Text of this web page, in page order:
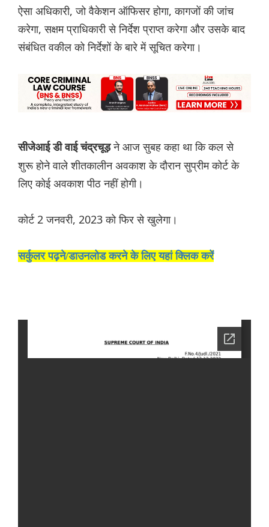
ऐसा अधिकारी, जो वैकेशन ऑफिसर होगा, कागजों की जांच
करेगा, सक्षम प्राधिकारी से निर्देश प्राप्त करेगा और उसके बाद
संबंधित वकील को निर्देशों के बारे में सूचित करेगा।
सीजेआई डी वाई चंद्रचूड़ने आज सुबह कहा था कि कल से
शुरू होने वाले शीतकालीन अवकाश के दौरान सुप्रीम कोर्ट के
लिए कोई अवकाश पीठ नहीं होगी।
कोर्ट 2 जनवरी, 2023 को फिर से खुलेगा।
सर्कुलर पढ़ने/डाउनलोड करने के लिए यहां क्लिक करें